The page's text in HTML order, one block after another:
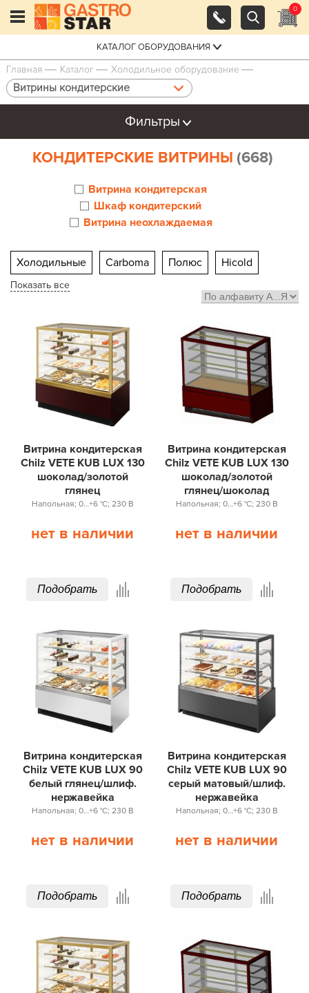
0
КАТАЛОГ ОБОРУДОВАНИЯ
Главная Каталог Холодильное оборудование
Витрины кондитерские
Фильтры
КОНДИТЕРСКИЕ ВИТРИНЫ (668)
Витрина кондитерская
Шкаф кондитерский
Витрина неохлаждаемая
Холодильные Carboma Полюс Hicold
Марихолодмаш Veneto Настольные
Напольные
Показать все
Витрина кондитерская
Chilz VETE KUB LUX 130
шоколад/золотой
глянец
Напольная; 0…+6 °С; 230 В
нет в наличии
Подобрать
Витрина кондитерская
Chilz VETE KUB LUX 130
шоколад/золотой
глянец/шоколад
Напольная; 0…+6 °С; 230 В
нет в наличии
Подобрать
Витрина кондитерская
Chilz VETE KUB LUX 90
белый глянец/шлиф.
нержавейка
Напольная; 0…+6 °С; 230 В
нет в наличии
Подобрать
Витрина кондитерская
Chilz VETE KUB LUX 90
серый матовый/шлиф.
нержавейка
Напольная; 0…+6 °С; 230 В
нет в наличии
Подобрать